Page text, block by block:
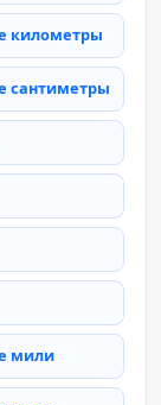
километры
сантиметры
мили